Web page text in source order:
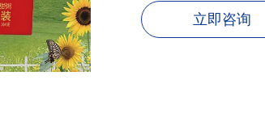
立即咨询